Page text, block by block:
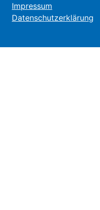
Impressum
Datenschutzerklärung